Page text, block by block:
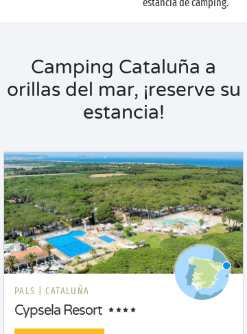
Camping Cataluña a
orillas del mar, ¡reserve su
estancia!
PALS | CATALUÑA
Cypsela Resort